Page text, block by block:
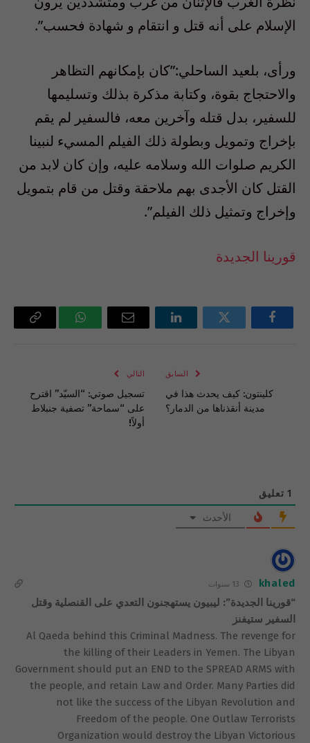
الإسلام على أنه قتل و انتقام و شهادة فحسب”.
ورأى، بلعيد الساحلي:”كان بإمكانهم التظاهر
والاحتجاج بقوة، وكتابة مذكرة بذلك وتسليمها
للسفير، بدل قتله وآخرين معه، فالسفير لم يقم
بإخراج وتمويل وبطولة ذلك الفيلم المسيء لنبينا
الكريم صلوات الله وسلامه عليه، وإن كان لابد من
القتل كان الأجدى بهم ملاحقة وقتل من قام بتمويل
وإخراج وتمثيل ذلك الفيلم”.
قورينا الجديدة
فيسبوك تويتر لينكدإن
البريد
واتساب Copy
السابق
كلينتون: كيف يحدث هذا في
مدينة أنقذناها من الدمار؟
التالي
تسجيل صوتي: “السيّد” اقترح
على “سماحة” تصفية جنبلاط
أولاً!
1 تعليق
الأحدث
khaled
“قورينا الجديدة”: ليبيون يستهجنون التعدي على القنصلية وقتل
السفير ستيفنز
Al Qaeda behind this Criminal Madness. The revenge for
the killing of their Leaders in Yemen. The Libyan
Government should put an END to the SPREAD ARMS with
the people, and retain Law and Order. Many Parties did
not like the success of the Libyan Revolution and
Freedom of the people. One Outlaw Terrorists
Organization would destroy the Libyan Victorious